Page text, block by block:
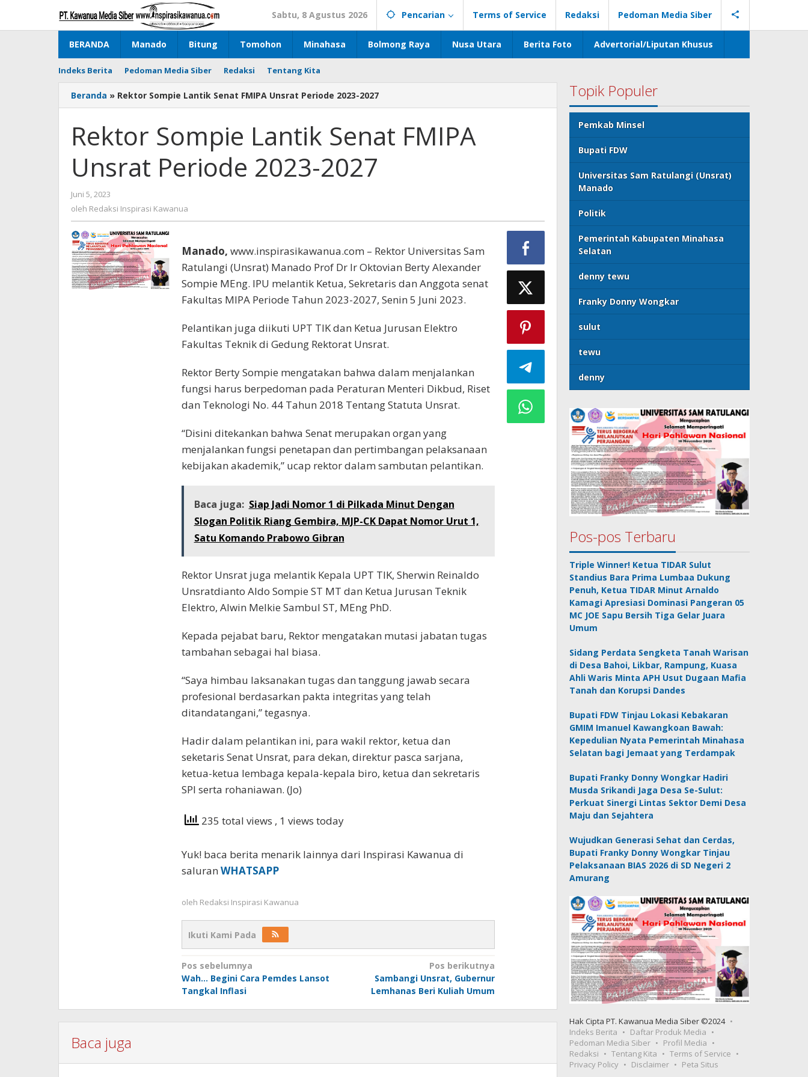
konten
Sabtu, 8 Agustus 2026 Pencarian Terms of Service Redaksi Pedoman Media Siber
BERANDA Manado Bitung Tomohon Minahasa Bolmong Raya Nusa Utara Berita Foto Advertorial/Liputan Khusus
Indeks Berita Pedoman Media Siber Redaksi Tentang Kita
Beranda » Rektor Sompie Lantik Senat FMIPA Unsrat Periode 2023-2027
Rektor Sompie Lantik Senat FMIPA
Unsrat Periode 2023-2027
Juni 5, 2023
Redaksi
Inspirasi
Kawanua
oleh Redaksi Inspirasi Kawanua
Manado, www.inspirasikawanua.com – Rektor Universitas Sam
Ratulangi (Unsrat) Manado Prof Dr Ir Oktovian Berty Alexander
Sompie MEng. IPU melantik Ketua, Sekretaris dan Anggota senat
Fakultas MIPA Periode Tahun 2023-2027, Senin 5 Juni 2023.
Pelantikan juga diikuti UPT TIK dan Ketua Jurusan Elektro
Fakultas Teknik di Gedung Rektorat Unsrat.
Rektor Berty Sompie mengatakan bahwa dalam menjalankan
fungsi harus berpedoman pada Peraturan Menteri Dikbud, Riset
dan Teknologi No. 44 Tahun 2018 Tentang Statuta Unsrat.
“Disini ditekankan bahwa Senat merupakan organ yang
menjalankan fungsi penetapan dan pertimbangan pelaksanaan
kebijakan akademik,” ucap rektor dalam sambutan pelantikan.
Baca juga: Siap Jadi Nomor 1 di Pilkada Minut Dengan
Slogan Politik Riang Gembira, MJP-CK Dapat Nomor Urut 1,
Satu Komando Prabowo Gibran
Rektor Unsrat juga melantik Kepala UPT TIK, Sherwin Reinaldo
Unsratdianto Aldo Sompie ST MT dan Ketua Jurusan Teknik
Elektro, Alwin Melkie Sambul ST, MEng PhD.
Kepada pejabat baru, Rektor mengatakan mutasi jabatan tugas
tambahan sebagai hal biasa.
“Saya himbau laksanakan tugas dan tanggung jawab secara
profesional berdasarkan pakta integritas yang telah
ditandatangani,” tegasnya.
Hadir dalam pelantikan ini, para wakil rektor, ketua dan
seketaris Senat Unsrat, para dekan, direktur pasca sarjana,
ketua-ketua lembaga kepala-kepala biro, ketua dan sekretaris
SPI serta rohaniawan. (Jo)
235 total views , 1 views today
Yuk! baca berita menarik lainnya dari Inspirasi Kawanua di
saluran WHATSAPP
oleh Redaksi Inspirasi Kawanua
Ikuti Kami Pada
Navigasi
pos
Pos sebelumnya
Wah… Begini Cara Pemdes Lansot
Tangkal Inflasi
Pos berikutnya
Sambangi Unsrat, Gubernur
Lemhanas Beri Kuliah Umum
Baca juga
Topik Populer
Pemkab Minsel
Bupati FDW
Universitas Sam Ratulangi (Unsrat)
Manado
Politik
Pemerintah Kabupaten Minahasa
Selatan
denny tewu
Franky Donny Wongkar
sulut
tewu
denny
Pos-pos Terbaru
Triple Winner! Ketua TIDAR Sulut
Standius Bara Prima Lumbaa Dukung
Penuh, Ketua TIDAR Minut Arnaldo
Kamagi Apresiasi Dominasi Pangeran 05
MC JOE Sapu Bersih Tiga Gelar Juara
Umum
Sidang Perdata Sengketa Tanah Warisan
di Desa Bahoi, Likbar, Rampung, Kuasa
Ahli Waris Minta APH Usut Dugaan Mafia
Tanah dan Korupsi Dandes
Bupati FDW Tinjau Lokasi Kebakaran
GMIM Imanuel Kawangkoan Bawah:
Kepedulian Nyata Pemerintah Minahasa
Selatan bagi Jemaat yang Terdampak
Bupati Franky Donny Wongkar Hadiri
Musda Srikandi Jaga Desa Se-Sulut:
Perkuat Sinergi Lintas Sektor Demi Desa
Maju dan Sejahtera
Wujudkan Generasi Sehat dan Cerdas,
Bupati Franky Donny Wongkar Tinjau
Pelaksanaan BIAS 2026 di SD Negeri 2
Amurang
Hak Cipta PT. Kawanua Media Siber ©2024
Indeks Berita
Daftar Produk Media
Pedoman Media Siber
Profil Media
Redaksi
Tentang Kita
Terms of Service
Privacy Policy
Disclaimer Peta Situs